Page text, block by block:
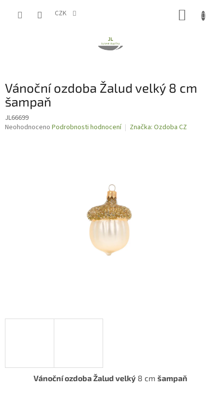
CZK
Vánoční ozdoba Žalud velký 8 cm
šampaň
JL66699
Průměrné
Neohodnoceno Podrobnosti hodnocení Značka: Ozdoba CZ
Vánoční ozdoba Žalud velký 8 cm šampaň